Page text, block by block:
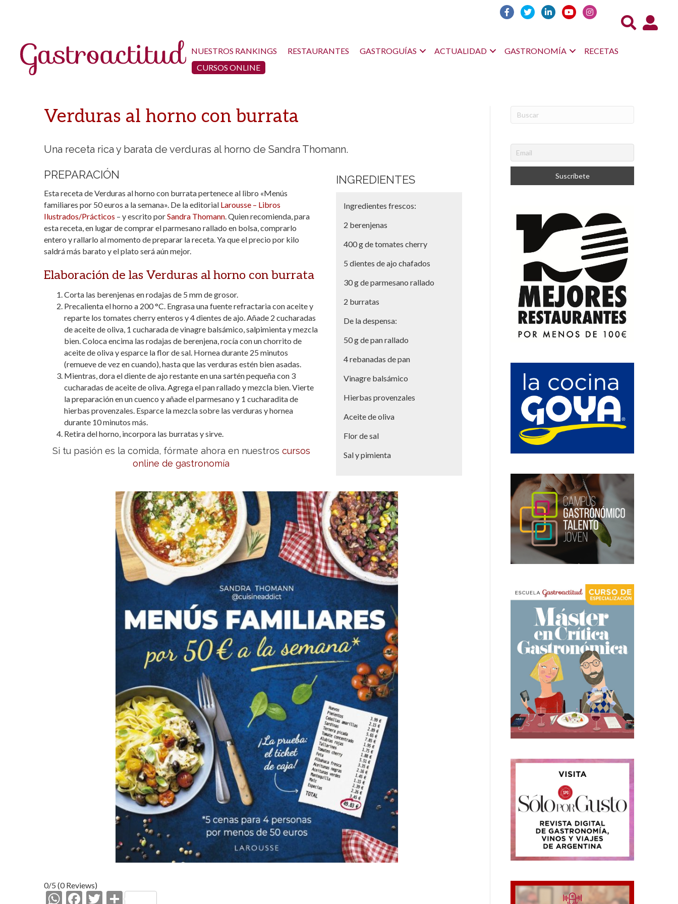
Acceso
NUESTROS RANKINGS RESTAURANTES GASTROGUÍAS ACTUALIDAD GASTRONOMÍA
RECETAS
CURSOS ONLINE
Verduras al horno con burrata
Una receta rica y barata de verduras al horno de Sandra Thomann.
INGREDIENTES
Ingredientes frescos:
2 berenjenas
400 g de tomates cherry
5 dientes de ajo chafados
30 g de parmesano rallado
2 burratas
De la despensa:
50 g de pan rallado
4 rebanadas de pan
Vinagre balsámico
Hierbas provenzales
Aceite de oliva
Flor de sal
Sal y pimienta
PREPARACIÓN
Esta receta de Verduras al horno con burrata pertenece al libro «Menús
familiares por 50 euros a la semana». De la editorial Larousse – Libros
Ilustrados/Prácticos – y escrito porSandra Thomann . Quien recomienda, para
esta receta, en lugar de comprar el parmesano rallado en bolsa, comprarlo
entero y rallarlo al momento de preparar la receta. Ya que el precio por kilo
saldrá más barato y el plato será aún mejor.
Elaboración de las Verduras al horno con burrata
Corta las berenjenas en rodajas de 5 mmde grosor.
Precalienta el horno a 200 °C. Engrasa una fuente refractaria con aceite y
reparte los tomates cherry enteros y 4 dientes de ajo. Añade 2 cucharadas
de aceite de oliva, 1 cucharada de vinagre balsámico, salpimienta y mezcla
bien. Coloca encima las rodajas de berenjena, rocía con un chorrito de
aceite de oliva y esparce la flor de sal. Hornea durante 25 minutos
(remueve de vez en cuando), hasta que las verduras estén bien asadas.
Mientras, dora el diente de ajo restante en una sartén pequeña con 3
cucharadas de aceite de oliva. Agrega el pan rallado y mezcla bien. Vierte
la preparación en un cuenco y añade el parmesano y 1 cucharadita de
hierbas provenzales. Esparce la mezcla sobre las verduras y hornea
durante 10 minutos más.
Retira del horno, incorpora las burratas y sirve.
Si tu pasión es la comida, fórmate ahora en nuestros cursos
online de gastronomía
0/5 (0 Reviews)
W F
T C